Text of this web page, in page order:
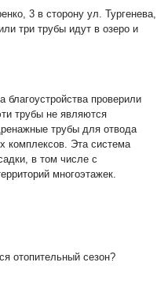
3 в сторону ул. Тургенева,
три трубы идут в озеро и
проверили
трубы не являются
трубы для отвода
комплексов. Эта система
в том числе с
многоэтажек.
отопительный сезон?